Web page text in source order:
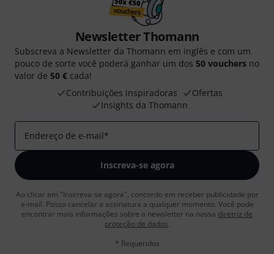
Newsletter Thomann
Subscreva a Newsletter da Thomann em inglês e com um
pouco de sorte você poderá ganhar um dos 50 vouchers no
valor de 50 € cada!
Contribuições inspiradoras
Ofertas
Insights da Thomann
Endereço de e-mail*
Inscreva-se agora
Ao clicar em "Inscreva-se agora", concordo em receber publicidade por
e-mail. Posso cancelar a assinatura a qualquer momento. Você pode
encontrar mais informações sobre a newsletter na nossa diretriz de
proteção de dados.
* Requeridos